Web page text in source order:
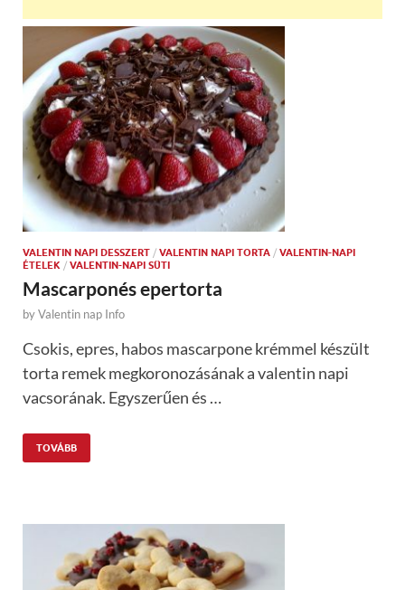
VALENTIN NAPI DESSZERT / VALENTIN NAPI TORTA / VALENTIN-NAPI
ÉTELEK / VALENTIN-NAPI SÜTI
Mascarponés epertorta
byValentin nap Info
Csokis, epres, habos mascarpone krémmel készült
torta remek megkoronozásának a valentin napi
vacsorának. Egyszerűen és …
TOVÁBB